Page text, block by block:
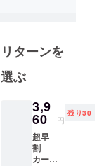
私達は１９
８４年よ
り、メー
カー様と日
本を繋ぎ、
皆様のより
豊かで夢の
ある生活の
リターンを
選ぶ
3,9
60 円
残り30
超早
割
カード